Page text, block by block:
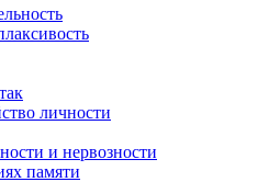
личности
и нервозности
памяти